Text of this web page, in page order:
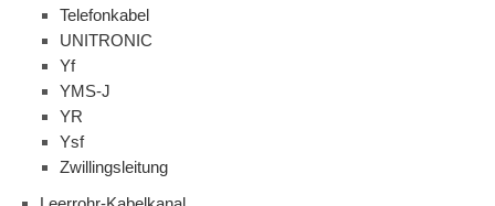
Telefonkabel
UNITRONIC
Yf
YMS-J
YR
Ysf
Zwillingsleitung